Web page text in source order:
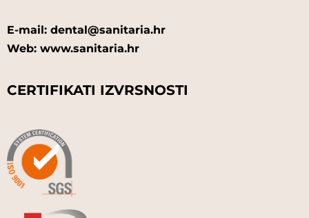
E-mail: dental@sanitaria.hr
Web: www.sanitaria.hr
CERTIFIKATI IZVRSNOSTI